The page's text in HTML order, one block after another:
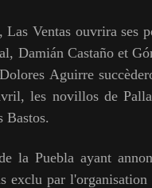
Ventas ouvrira ses
Damián Castaño et
Aguirre
les novillos de
Bastos.
Puebla ayant
exclu par